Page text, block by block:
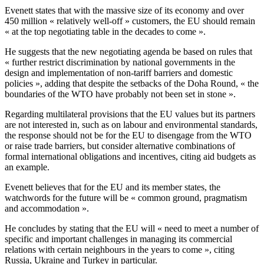
Evenett states that with the massive size of its economy and over
450 million « relatively well-off » customers, the EU should remain
« at the top negotiating table in the decades to come ».
He suggests that the new negotiating agenda be based on rules that
« further restrict discrimination by national governments in the
design and implementation of non-tariff barriers and domestic
policies », adding that despite the setbacks of the Doha Round, « the
boundaries of the WTO have probably not been set in stone ».
Regarding multilateral provisions that the EU values but its partners
are not interested in, such as on labour and environmental standards,
the response should not be for the EU to disengage from the WTO
or raise trade barriers, but consider alternative combinations of
formal international obligations and incentives, citing aid budgets as
an example.
Evenett believes that for the EU and its member states, the
watchwords for the future will be « common ground, pragmatism
and accommodation ».
He concludes by stating that the EU will « need to meet a number of
specific and important challenges in managing its commercial
relations with certain neighbours in the years to come », citing
Russia, Ukraine and Turkey in particular.